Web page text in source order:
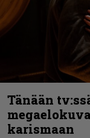
Tänään
karismaan